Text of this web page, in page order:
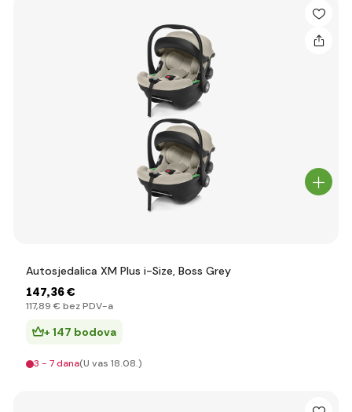
Autosjedalica XM Plus i-Size, Boss Grey
147,36 €
117,89 € bez PDV-a
+ 147 bodova
3 - 7 dana(U vas 18.08.)